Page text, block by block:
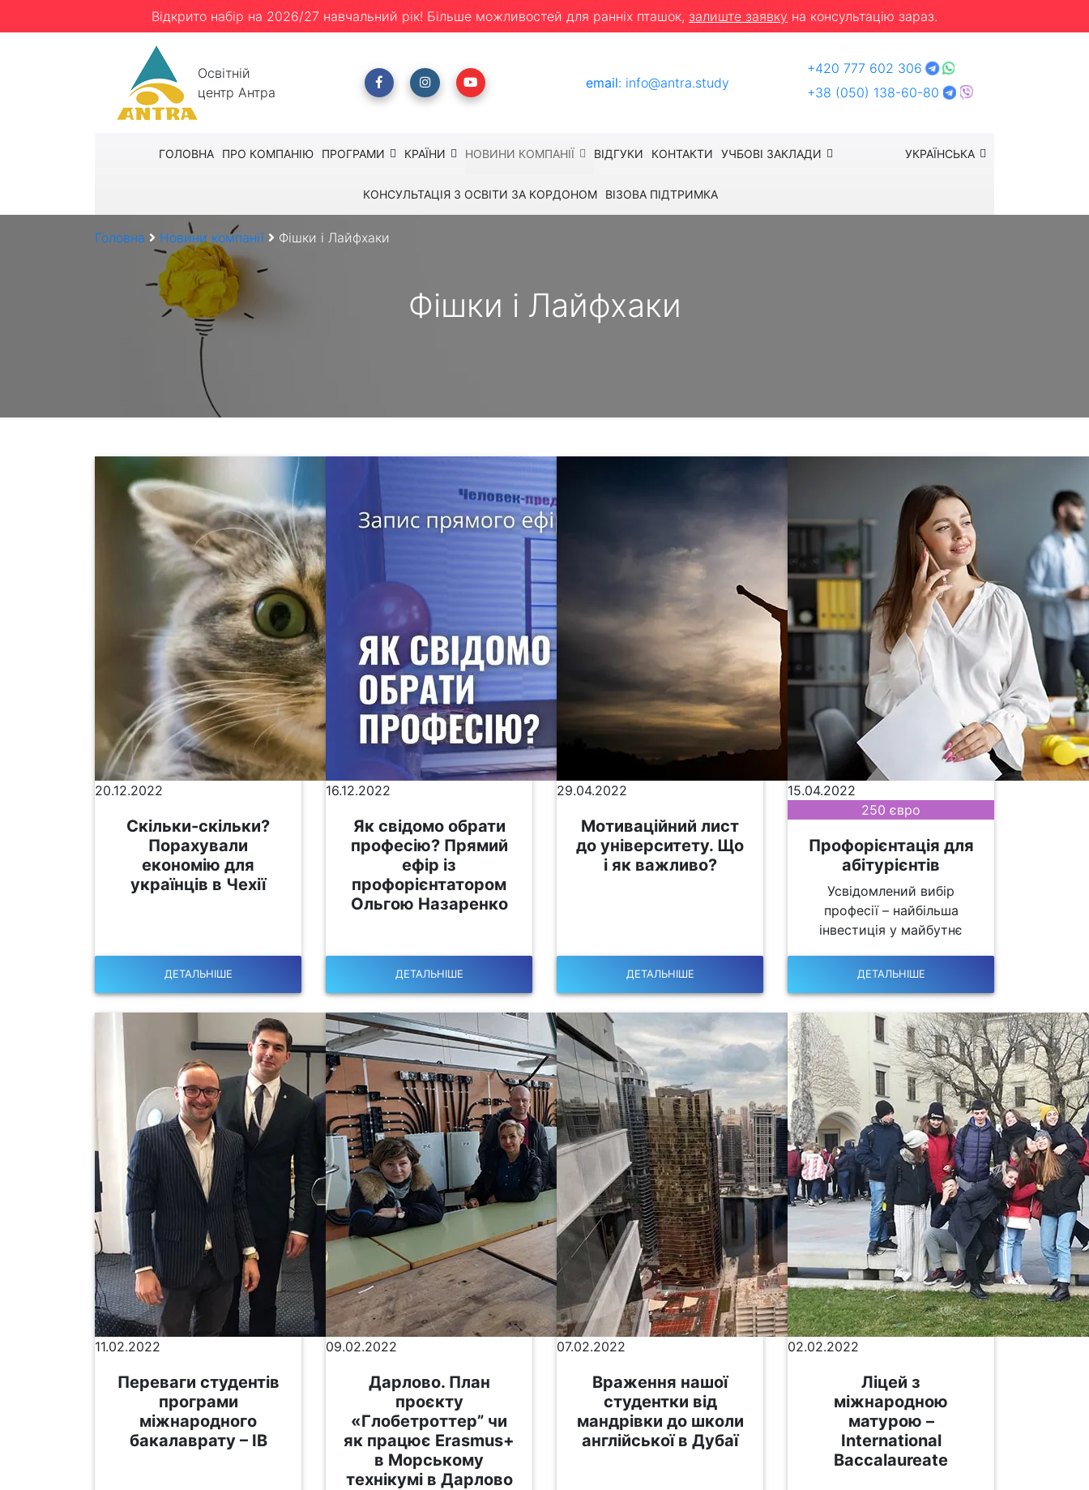
Відкрито набір на 2026/27 навчальний рік! Більше можливостей для ранніх пташок, залиште заявку на консультацію зараз.
Освітній
центр Антра
email: info@antra.study
+420 777 602 306
+38 (050) 138-60-80
ГОЛОВНА ПРО КОМПАНІЮ ПРОГРАМИ УКРАЇНСЬКА
КРАЇНИ НОВИНИ КОМПАНІЇ ВІДГУКИ КОНТАКТИ УЧБОВІ ЗАКЛАДИ
КОНСУЛЬТАЦІЯ З ОСВІТИ ЗА КОРДОНОМ ВІЗОВА ПІДТРИМКА
Головна Новини компанії Фішки і Лайфхаки
Фішки і Лайфхаки
20.12.2022
Скільки-скільки?
Порахували
економію для
українців в Чехії
ДЕТАЛЬНІШЕ
16.12.2022
Як свідомо обрати
професію? Прямий
ефір із
профорієнтатором
Ольгою Назаренко
ДЕТАЛЬНІШЕ
29.04.2022
Мотиваційний лист
до університету. Що
і як важливо?
ДЕТАЛЬНІШЕ
15.04.2022
250 євро
Профорієнтація для
абітурієнтів
Усвідомлений вибір
професії – найбільша
інвестиція у майбутнє
ДЕТАЛЬНІШЕ
11.02.2022
Переваги студентів
програми
міжнародного
бакалаврату – ІВ
09.02.2022
Дарлово. План
проєкту
«Глобетроттер” чи
як працює Erasmus+
в Морському
технікумі в Дарлово
07.02.2022
Враження нашої
студентки від
мандрівки до школи
англійської в Дубаї
02.02.2022
Ліцей з
міжнародною
матурою –
International
Baccalaureate